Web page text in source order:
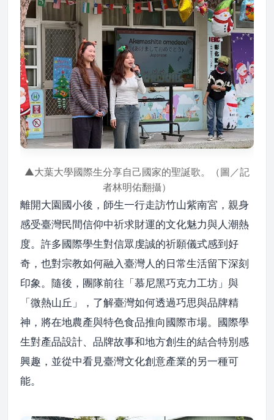
▲大葉大學國際生分享自己國家的聖誕歌。（圖／記
者林明佑翻攝）
離開大園國小後，師生一行走訪竹山紫南宮，親身
感受臺灣民間信仰中祈求財運的文化魅力與人潮熱
度。許多國際學生對信眾虔誠的祈願儀式感到好
奇，也對宗教如何融入臺灣人的日常生活留下深刻
印象。隨後，團隊前往「慕尼黑巧克力工坊」與
「微熱山丘」，了解臺灣如何透過巧思與品牌精
神，將在地農產與特色食品推向國際市場。國際學
生對產品設計、品牌故事和地方創生的結合特別感
興趣，並從中看見臺灣文化創意產業的另一種可
能。